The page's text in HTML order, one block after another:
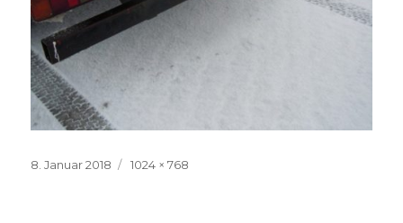
Veröffentlicht
8. Januar 2018
Volle
1024 × 768